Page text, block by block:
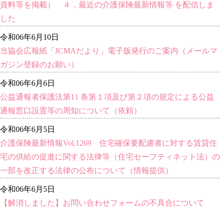
資料等を掲載） ４．最近の介護保険最新情報等 を配信しま
した
令和06年6月10日
当協会広報紙「JCMAだより」電子版発行のご案内（メールマ
ガジン登録のお願い）
令和06年6月6日
公益通報者保護法第11 条第１項及び第２項の規定による公益
通報窓口設置等の周知について（依頼）
令和06年6月5日
介護保険最新情報Vol.1269 住宅確保要配慮者に対する賃貸住
宅の供給の促進に関する法律等（住宅セーフティネット法）の
一部を改正する法律の公布について（情報提供）
令和06年6月5日
【解消しました】お問い合わせフォームの不具合について